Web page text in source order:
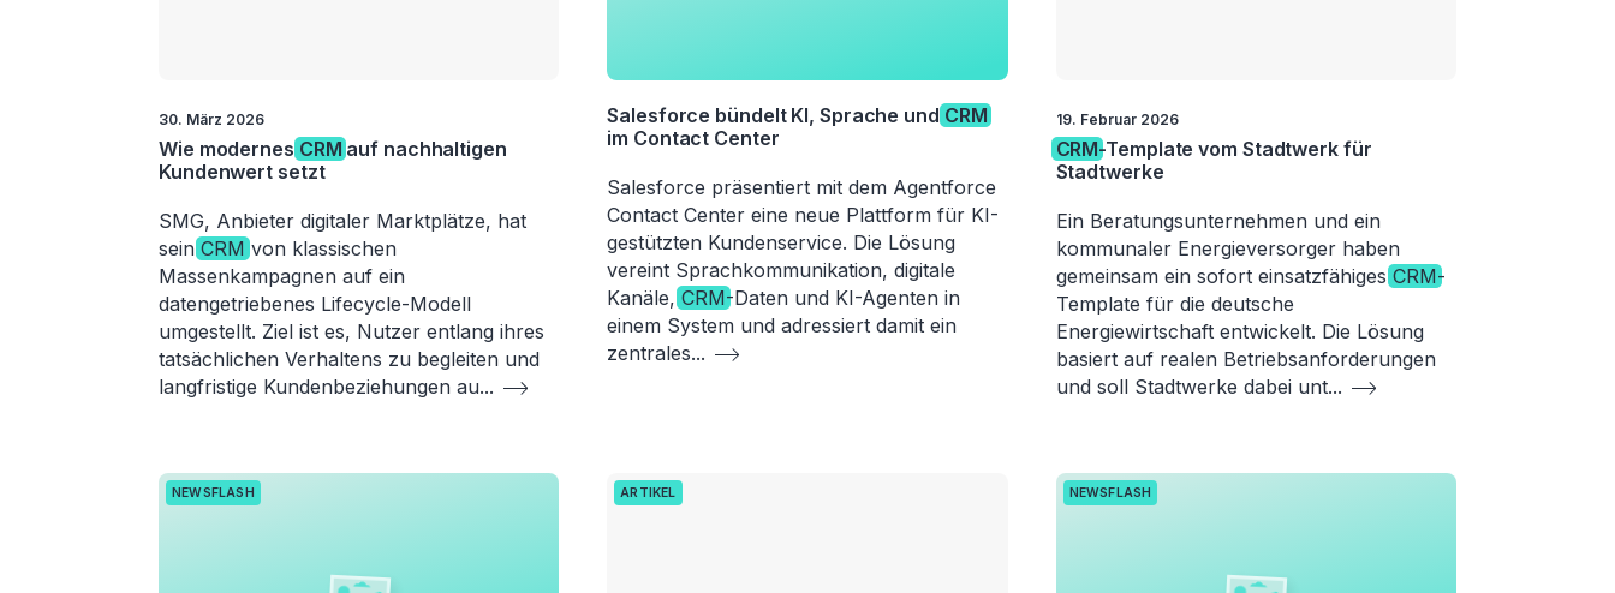
30. März 2026
Wie modernes CRMauf nachhaltigen
Kundenwert setzt
SMG, Anbieter digitaler Marktplätze, hat
seinCRM von klassischen
Massenkampagnen auf ein
datengetriebenes Lifecycle-Modell
umgestellt. Ziel ist es, Nutzer entlang ihres
tatsächlichen Verhaltens zu begleiten und
langfristige Kundenbeziehungen au...
Salesforce bündelt KI, Sprache und CRM
im Contact Center
Salesforce präsentiert mit dem Agentforce
Contact Center eine neue Plattform für KI-
gestützten Kundenservice. Die Lösung
vereint Sprachkommunikation, digitale
Kanäle,CRM-Daten und KI-Agenten in
einem System und adressiert damit ein
zentrales...
19. Februar 2026
CRM-Template vom Stadtwerk für
Stadtwerke
Ein Beratungsunternehmen und ein
kommunaler Energieversorger haben
gemeinsam ein sofort einsatzfähigesCRM-
Template für die deutsche
Energiewirtschaft entwickelt. Die Lösung
basiert auf realen Betriebsanforderungen
und soll Stadtwerke dabei unt...
NEWSFLASH ARTIKEL NEWSFLASH